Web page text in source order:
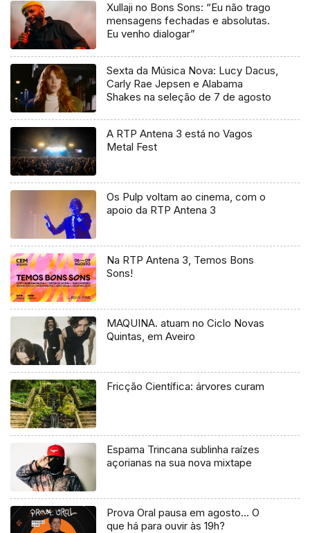
Xullaji no Bons Sons: “Eu não trago
mensagens fechadas e absolutas.
Eu venho dialogar”
Sexta da Música Nova: Lucy Dacus,
Carly Rae Jepsen e Alabama
Shakes na seleção de 7 de agosto
A RTP Antena 3 está no Vagos
Metal Fest
Os Pulp voltam ao cinema, com o
apoio da RTP Antena 3
Na RTP Antena 3, Temos Bons
Sons!
MAQUINA. atuam no Ciclo Novas
Quintas, em Aveiro
Fricção Científica: árvores curam
Espama Trincana sublinha raízes
açorianas na sua nova mixtape
Prova Oral pausa em agosto… O
que há para ouvir às 19h?